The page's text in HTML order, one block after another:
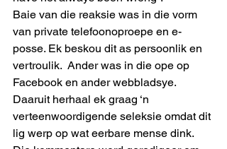
Baie van die reaksie was in die vorm
van private telefoonoproepe en e-
posse. Ek beskou dit as persoonlik en
vertroulik.  Ander was in die ope op
Facebook en ander webbladsye.
Daaruit herhaal ek graag ‘n
verteenwoordigende seleksie omdat dit
lig werp op wat eerbare mense dink.